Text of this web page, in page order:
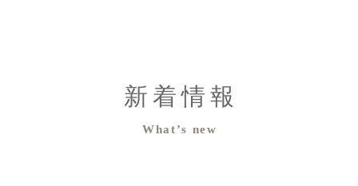
新着情報
What’s new